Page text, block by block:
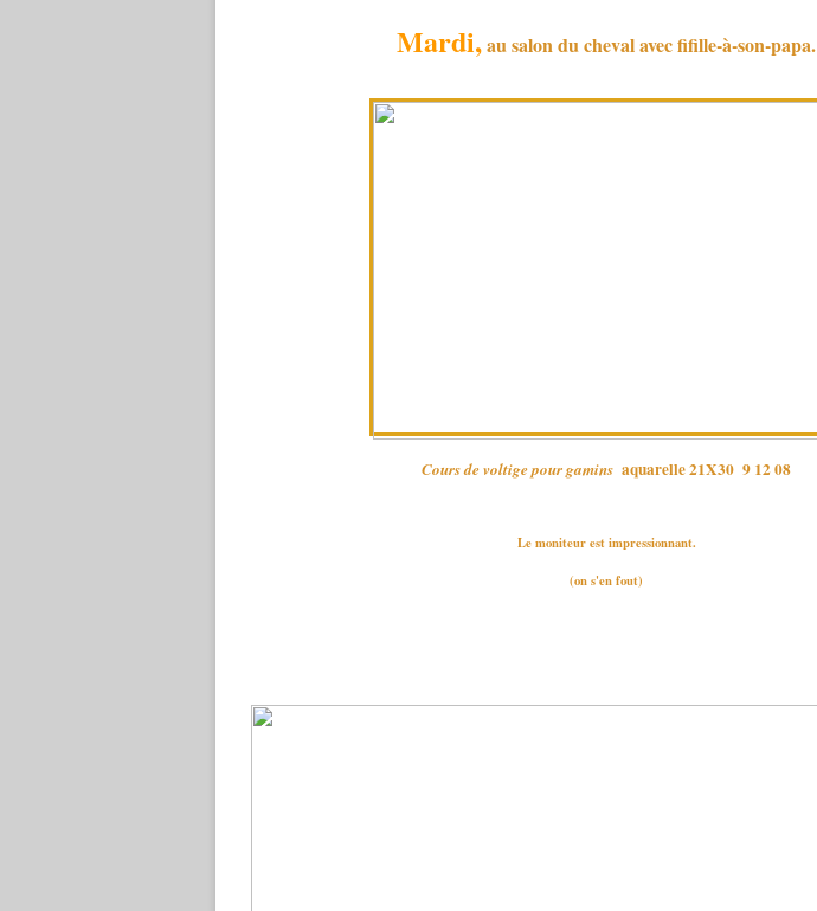
Mardi,au salon du cheval avec fifille-à-son-papa.
Cours de voltige pour gamins aquarelle 21X30 9 12 08
Le moniteur est impressionnant.
(on s'en fout)